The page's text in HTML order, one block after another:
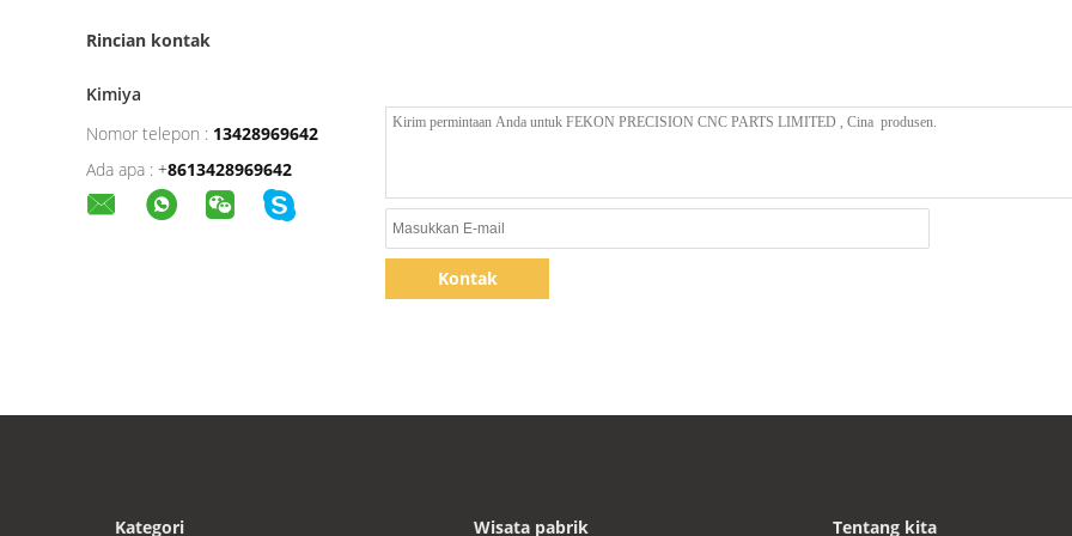
Rincian kontak
Kimiya
Nomor telepon : 13428969642
Ada apa : +8613428969642
Kontak
Kategori Wisata pabrik Tentang kita